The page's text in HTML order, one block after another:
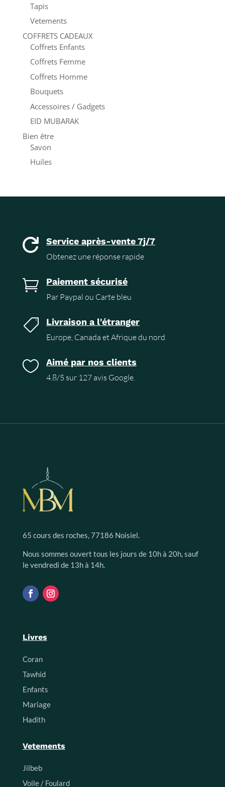
Tapis
Vetements
COFFRETS CADEAUX
Coffrets Enfants
Coffrets Femme
Coffrets Homme
Bouquets
Accessoires / Gadgets
EID MUBARAK
Bien être
Savon
Huiles
 Service après-vente 7j/7
Obtenez une réponse rapide
 Paiement sécurisé
Par Paypal ou Carte bleu
 Livraison a l'étranger
Europe, Canada et Afrique du nord
 Aimé par nos clients
4.8/5 sur 127 avis Google.
65 cours des roches, 77186 Noisiel.
Nous sommes ouvert tous les jours de 10h à 20h, sauf
le vendredi de 13h à 14h.
Livres
Coran
Tawhid
Enfants
Mariage
Hadith
Vetements
Jilbeb
Voile / Foulard